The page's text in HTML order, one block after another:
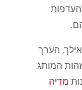
מסתכלים לעבר 2025 ואילך, הערך
המותג
מדיה